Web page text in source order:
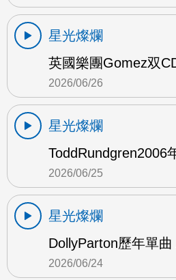
星光燦爛
英國樂團Gomez双
2026/06/26
星光燦爛
ToddRundgren2006
2026/06/25
星光燦爛
DollyParton歷年單曲
2026/06/24